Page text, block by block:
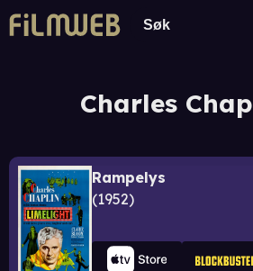
Charles
Rampelys
1952